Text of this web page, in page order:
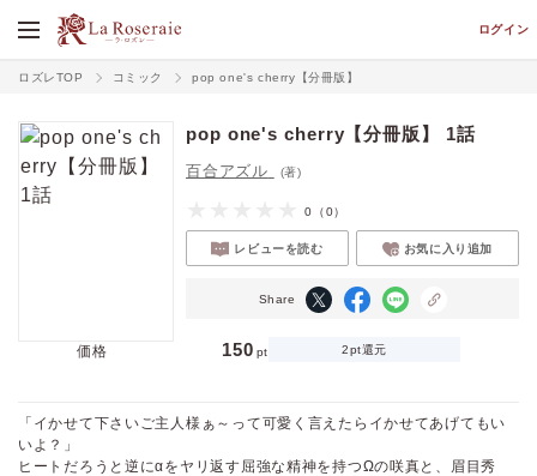
ログイン
ロズレTOP コミック pop one's cherry【分冊版】
pop one's cherry【分冊版】 1話
百合アズル (著)
0 （0）
レビューを読む お気に入り追加
Share
価格 150 pt 2pt還元
「イかせて下さいご主人様ぁ～って可愛く言えたらイかせてあげてもい
いよ？」
ヒートだろうと逆にαをヤリ返す屈強な精神を持つΩの咲真と、眉目秀